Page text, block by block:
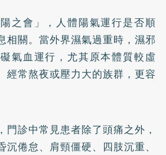
之會」，人體陽氣運行是否順
相關。當外界濕氣過重時，濕邪
氣血運行，尤其原本體質較虛
經常熬夜或壓力大的族群，更容
門診中常見患者除了頭痛之外，
倦怠、肩頸僵硬、四肢沉重、